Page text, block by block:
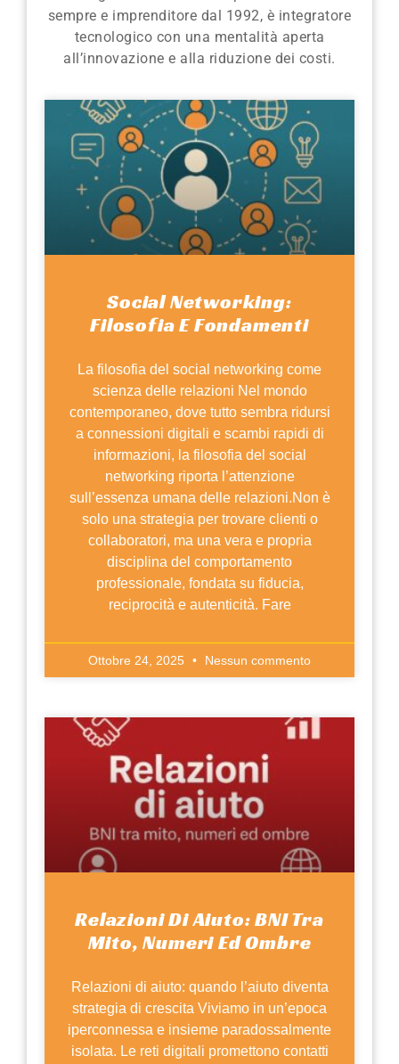
sempre e imprenditore dal 1992, è integratore
tecnologico con una mentalità aperta
all’innovazione e alla riduzione dei costi.
Social Networking:
Filosofia E Fondamenti
La filosofia del social networking come
scienza delle relazioni Nel mondo
contemporaneo, dove tutto sembra ridursi
a connessioni digitali e scambi rapidi di
informazioni, la filosofia del social
networking riporta l’attenzione
sull’essenza umana delle relazioni.Non è
solo una strategia per trovare clienti o
collaboratori, ma una vera e propria
disciplina del comportamento
professionale, fondata su fiducia,
reciprocità e autenticità. Fare
Ottobre 24, 2025 Nessun commento
Relazioni Di Aiuto: BNI Tra
Mito, Numeri Ed Ombre
Relazioni di aiuto: quando l’aiuto diventa
strategia di crescita Viviamo in un’epoca
iperconnessa e insieme paradossalmente
isolata. Le reti digitali promettono contatti